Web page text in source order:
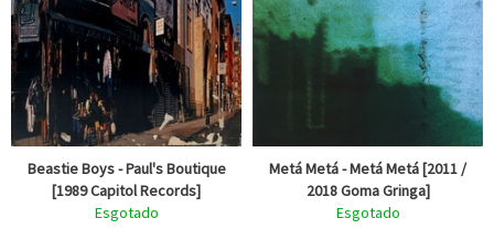
Beastie Boys - Paul's Boutique
[1989 Capitol Records]
Esgotado
Metá Metá - Metá Metá [2011 /
2018 Goma Gringa]
Esgotado